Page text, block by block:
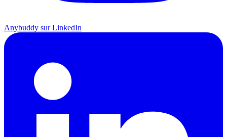
Anybuddy sur LinkedIn